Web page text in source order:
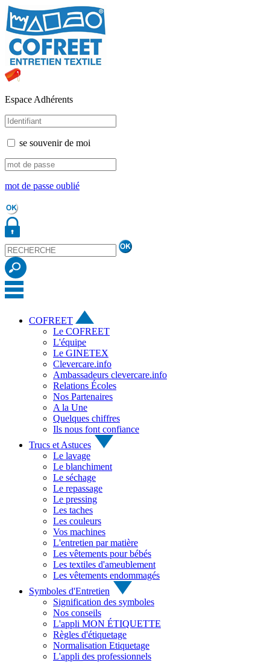
Espace Adhérents
se souvenir de moi
mot de passe oublié
COFREET
Le COFREET
L'équipe
Le GINETEX
Clevercare.info
Ambassadeurs clevercare.info
Relations Écoles
Nos Partenaires
A la Une
Quelques chiffres
Ils nous font confiance
Trucs et Astuces
Le lavage
Le blanchiment
Le séchage
Le repassage
Le pressing
Les taches
Les couleurs
Vos machines
L'entretien par matière
Les vêtements pour bébés
Les textiles d'ameublement
Les vêtements endommagés
Symboles d'Entretien
Signification des symboles
Nos conseils
L'appli MON ÉTIQUETTE
Règles d'étiquetage
Normalisation Etiquetage
L'appli des professionnels